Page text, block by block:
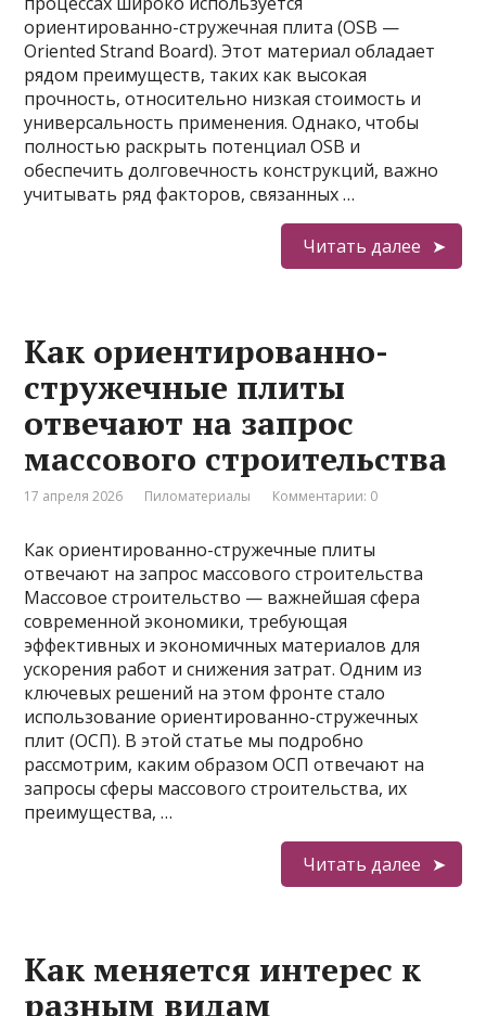
ориентированно-стружечная плита (OSB —
Oriented Strand Board). Этот материал обладает
рядом преимуществ, таких как высокая
прочность, относительно низкая стоимость и
универсальность применения. Однако, чтобы
полностью раскрыть потенциал OSB и
обеспечить долговечность конструкций, важно
учитывать ряд факторов, связанных …
Читать далее
Как ориентированно-
стружечные плиты
отвечают на запрос
массового строительства
17 апреля 2026 Пиломатериалы Комментарии: 0
Как ориентированно-стружечные плиты
отвечают на запрос массового строительства
Массовое строительство — важнейшая сфера
современной экономики, требующая
эффективных и экономичных материалов для
ускорения работ и снижения затрат. Одним из
ключевых решений на этом фронте стало
использование ориентированно-стружечных
плит (ОСП). В этой статье мы подробно
рассмотрим, каким образом ОСП отвечают на
запросы сферы массового строительства, их
преимущества, …
Читать далее
Как меняется интерес к
разным видам